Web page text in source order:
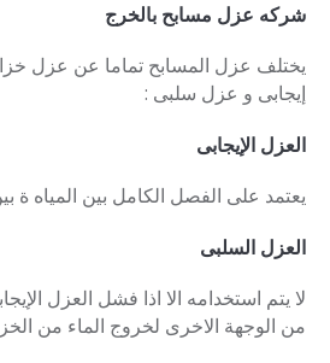
شركه عزل مسابح بالخرج
يختلف عزل المسابح تماما عن عزل
إيجابى و عزل سلبى :
العزل الإيجابى
يعتمد على الفصل الكامل بين المياه ة
العزل السلبى
لا يتم استخدامه الا اذا فشل العزل
من الوجهة الاخرى لخروج الماء من